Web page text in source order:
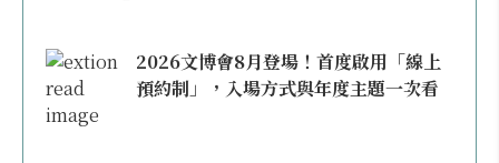
2026文博會8月登場！首度啟用「線上
預約制」，入場方式與年度主題一次看